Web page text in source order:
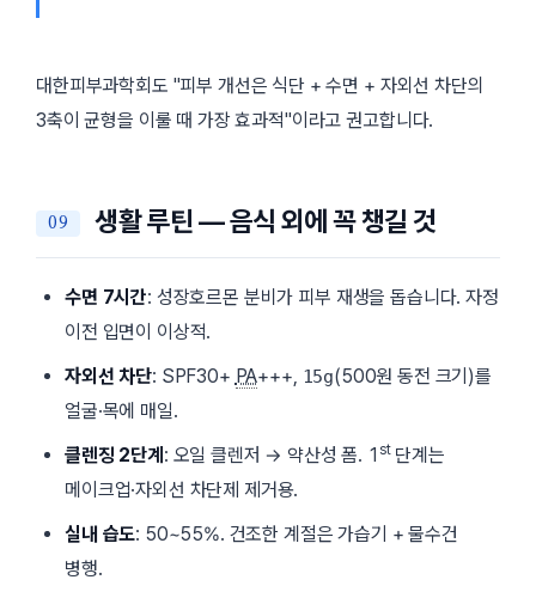
대한피부과학회도 피부 개선은 식단 + 수면 + 자외선 차단의
3축이 균형을 이룰 때 가장 효과적 이라고 권고합니다.
생활 루틴 — 음식 외에 꼭 챙길 것
수면 7시간: 성장호르몬 분비가 피부 재생을 돕습니다. 자정
이전 입면이 이상적.
자외선 차단: SPF30+ PA+++, 15g(500원 동전 크기)를
얼굴·목에 매일.
클렌징 2단계 : 오일 클렌저 → 약산성 폼. 1 st단계는
메이크업·자외선 차단제 제거용.
실내 습도: 50~55%. 건조한 계절은 가습기 + 물수건
병행.